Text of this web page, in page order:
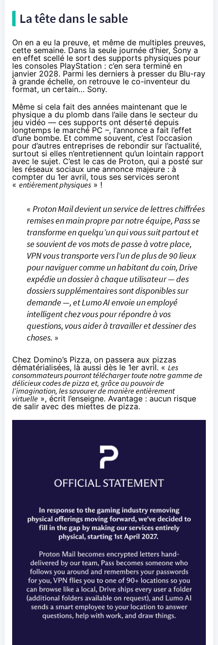
La tête dans le sable
On en a eu la preuve, et même de multiples preuves,
cette semaine. Dans la seule journée d’hier, Sony a
en effet scellé le sort des supports physiques pour
les consoles PlayStation : c’en sera terminé en
janvier 2028. Parmi les derniers à presser du Blu-ray
à grande échelle, on retrouve le co-inventeur du
format, un certain… Sony.
Même si cela fait des années maintenant que le
physique a du plomb dans l’aile dans le secteur du
jeu vidéo — ces supports ont déserté depuis
longtemps le marché PC –, l’annonce a fait l’effet
d’une bombe. Et comme souvent, c’est l’occasion
pour d’autres entreprises de rebondir sur l’actualité,
surtout si elles n’entretiennent qu’un lointain rapport
avec le sujet. C’est le cas de Proton, qui a posté sur
les réseaux sociaux une annonce majeure : à
compter du 1er avril, tous ses services seront
« entièrement physiques » !
« Proton Mail devient un service de lettres chiffrées
remises en main propre par notre équipe, Pass se
transforme en quelqu’un qui vous suit partout et
se souvient de vos mots de passe à votre place,
VPN vous transporte vers l’un de plus de 90 lieux
pour naviguer comme un habitant du coin, Drive
expédie un dossier à chaque utilisateur — des
dossiers supplémentaires sont disponibles sur
demande —, et Lumo AI envoie un employé
intelligent chez vous pour répondre à vos
questions, vous aider à travailler et dessiner des
choses. »
Chez Domino’s Pizza, on passera aux pizzas
dématérialisées, là aussi dès le 1er avril. « Les
consommateurs pourront télécharger toute notre gamme de
délicieux codes de pizza et, grâce au pouvoir de
l’imagination, les savourer de manière entièrement
virtuelle », écrit l’enseigne. Avantage : aucun risque
de salir avec des miettes de pizza.